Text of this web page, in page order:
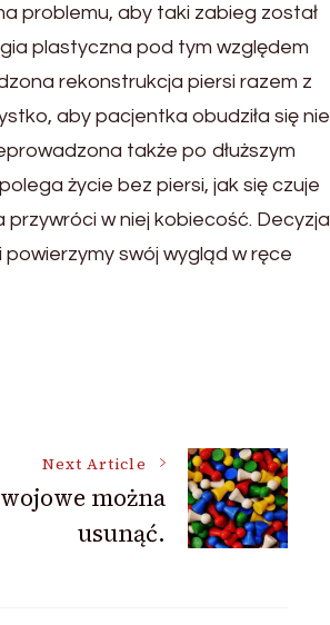
problemu, aby taki zabieg został
plastyczna pod tym względem
rekonstrukcja piersi razem z
aby pacjentka obudziła się nie
także po dłuższym
życie bez piersi, jak się czuje
w niej kobiecość. Decyzja
swój wygląd w ręce
Next Article
można
usunąć.